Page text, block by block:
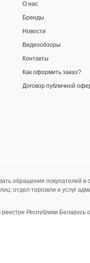
О нас
Бренды
Новости
Видеообзоры
Контакты
Как оформить заказ?
Договор публичной
обращения покупателей в
отдел торговли и услуг
реестре Республики